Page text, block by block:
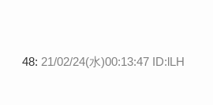
48: 21/02/24(水)00:13:47 ID:lLH